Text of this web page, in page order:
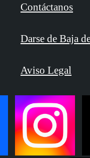
Contáctanos
Darse de Baja
Aviso Legal